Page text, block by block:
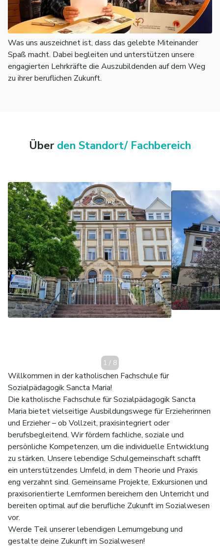
Was uns auszeichnet ist, dass das gelebte Miteinander
Spaß macht. Dabei begleiten und unterstützen unsere
engagierten Lehrkräfte die Auszubildenden auf dem Weg
zu ihrer beruflichen Zukunft.
Über den Standort/ Fachbereich
1 / 8
Willkommen in der katholischen Fachschule für
Sozialpädagogik Sancta Maria!
Die katholische Fachschule für Sozialpädagogik Sancta
Maria bietet vielseitige Ausbildungswege für Erzieherinnen
und Erzieher – ob Vollzeit, praxisintegriert oder
berufsbegleitend. Wir fördern fachliche, soziale und
persönliche Kompetenzen, um die individuelle Entwicklung
zu stärken. Unsere lebendige Schulgemeinschaft schafft
ein unterstützendes Umfeld, in dem Theorie und Praxis
eng verzahnt sind. Gemeinsame Projekte, Exkursionen und
praxisorientierte Lernformen bereichern den Unterricht und
bereiten optimal auf die berufliche Zukunft im Sozialwesen
vor.
Werde Teil unserer lebendigen Lernumgebung und
gestalte deine Zukunft im Sozialwesen!